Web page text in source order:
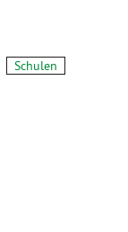
Schulen